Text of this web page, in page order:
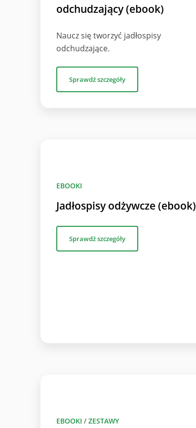
odchudzający (ebook)
Naucz się tworzyć jadłospisy
odchudzające.
Sprawdź szczegóły
EBOOKI
Jadłospisy odżywcze (ebook)
Sprawdź szczegóły
EBOOKI / ZESTAWY